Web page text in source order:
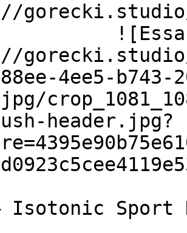
![Essa
4ee5-b743-
header.jpg?